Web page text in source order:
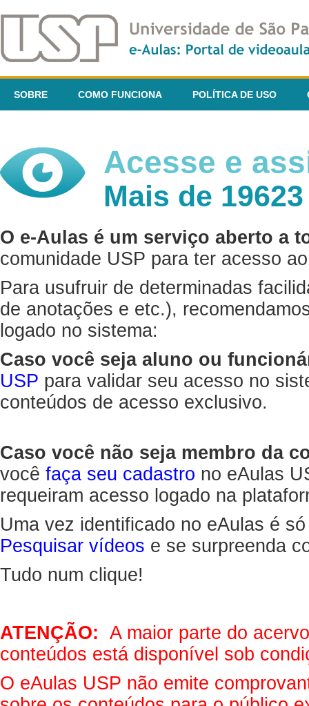
SOBRE COMO FUNCIONA POLÍTICA DE USO
Acesse e
Mais de
O e-Aulas é um serviço aberto a
comunidade USP para ter acesso
Para usufruir de determinadas
de anotações e etc.),
logado no sistema:
Caso você seja aluno ou
USP para validar seu acesso no
conteúdos de acesso exclusivo.
Caso você não seja membro da
você faça seu cadastro no eAulas
requeiram acesso logado na
Uma vez identificado no eAulas é
Pesquisar vídeos e se surpreenda
Tudo num clique!
ATENÇÃO: A maior parte do
conteúdos está disponível sob
O eAulas USP não emite